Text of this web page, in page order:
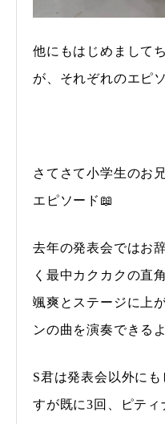
他にもはじめまして
が、それぞれのエピ
さてさて小学生のお
エピソード📖
去年の発表会ではお
く最中カクカクの直
颯爽とステージに上
ンの曲を演奏できる
S君は発表会以外に
すが既に3回、ピテ